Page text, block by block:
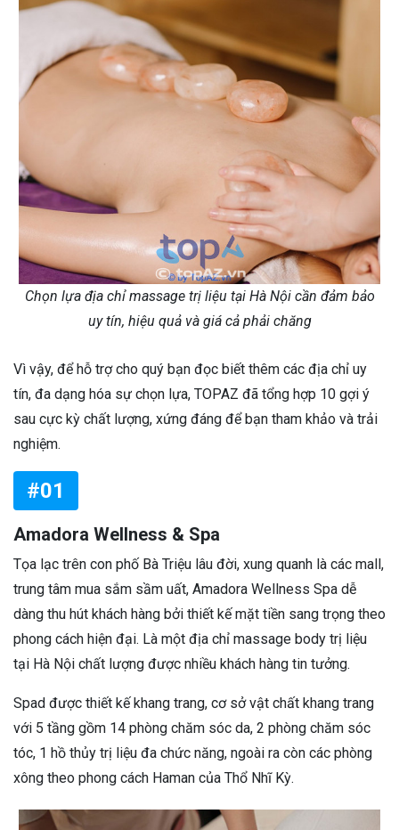
Chọn lựa địa chỉ massage trị liệu tại Hà Nội cần đảm bảo
uy tín, hiệu quả và giá cả phải chăng
Vì vậy, để hỗ trợ cho quý bạn đọc biết thêm các địa chỉ uy
tín, đa dạng hóa sự chọn lựa, TOPAZ đã tổng hợp 10 gợi ý
sau cực kỳ chất lượng, xứng đáng để bạn tham khảo và trải
nghiệm.
#01
Amadora Wellness & Spa
Tọa lạc trên con phố Bà Triệu lâu đời, xung quanh là các mall,
trung tâm mua sắm sầm uất, Amadora Wellness Spa dễ
dàng thu hút khách hàng bởi thiết kế mặt tiền sang trọng theo
phong cách hiện đại. Là một địa chỉ massage body trị liệu
tại Hà Nội chất lượng được nhiều khách hàng tin tưởng.
Spad được thiết kế khang trang, cơ sở vật chất khang trang
với 5 tầng gồm 14 phòng chăm sóc da, 2 phòng chăm sóc
tóc, 1 hồ thủy trị liệu đa chức năng, ngoài ra còn các phòng
xông theo phong cách Haman của Thổ Nhĩ Kỳ.